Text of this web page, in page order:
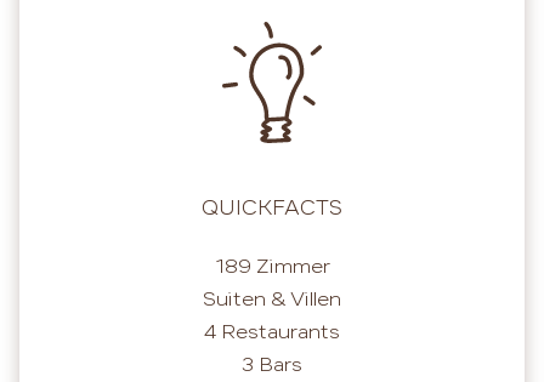
QUICKFACTS
189 Zimmer
Suiten & Villen
4 Restaurants
3 Bars